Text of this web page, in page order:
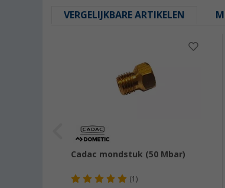
VERGELIJKBARE ARTIKELEN
Cadac mondstuk (50 Mbar)
(1)